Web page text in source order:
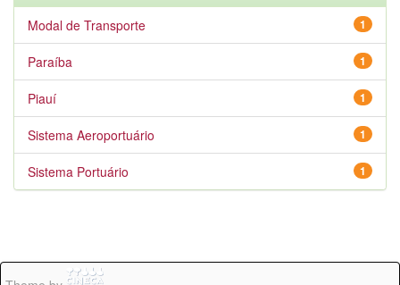
1
Modal de Transporte
1
Paraíba
1
Piauí
1
Sistema Aeroportuário
1
Sistema Portuário